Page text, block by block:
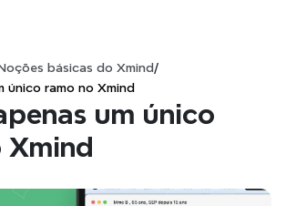
básicas do Xmind /
único ramo no Xmind
um único
Xmind